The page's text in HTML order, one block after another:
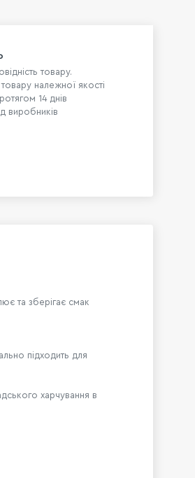
товару.
належної якості
14 днів
виробників
та зберігає смак
підходить для
харчування в